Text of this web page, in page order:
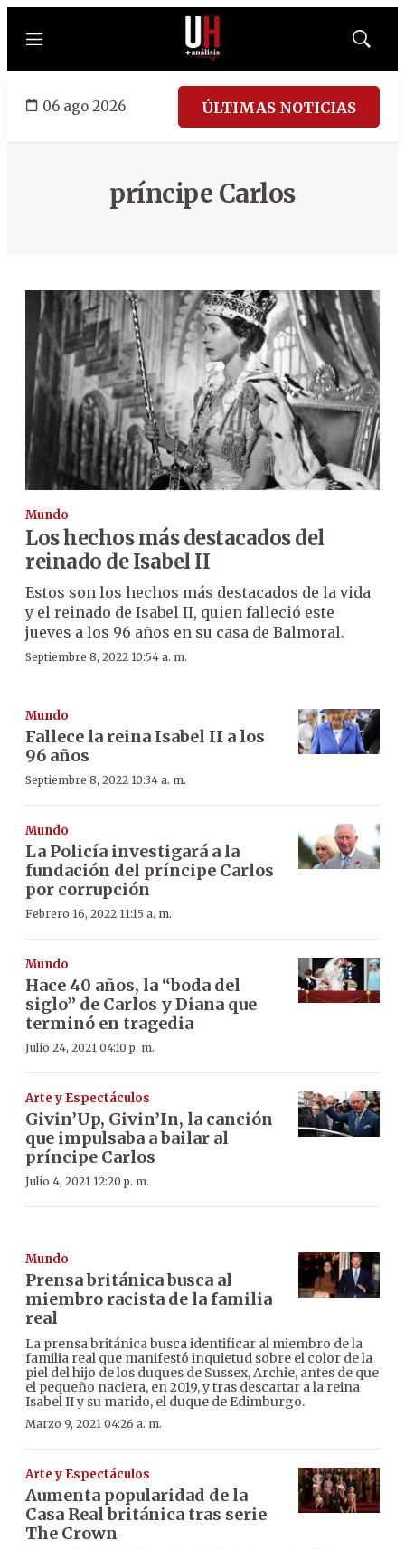
Menú
Mostrar
06 ago 2026 ÚLTIMAS NOTICIAS
príncipe Carlos
Mundo
Los hechos más destacados del
reinado de Isabel II
Estos son los hechos más destacados de la vida
y el reinado de Isabel II, quien falleció este
jueves a los 96 años en su casa de Balmoral.
Septiembre 8, 2022 10:54 a. m.
Mundo
Fallece la reina Isabel II a los
96 años
Septiembre 8, 2022 10:34 a. m.
Mundo
La Policía investigará a la
fundación del príncipe Carlos
por corrupción
Febrero 16, 2022 11:15 a. m.
Mundo
Hace 40 años, la “boda del
siglo” de Carlos y Diana que
terminó en tragedia
Julio 24, 2021 04:10 p. m.
Arte y Espectáculos
Givin’Up, Givin’In, la canción
que impulsaba a bailar al
príncipe Carlos
Julio 4, 2021 12:20 p. m.
Mundo
Prensa británica busca al
miembro racista de la familia
real
La prensa británica busca identificar al miembro de la
familia real que manifestó inquietud sobre el color de la
piel del hijo de los duques de Sussex, Archie, antes de que
el pequeño naciera, en 2019, y tras descartar a la reina
Isabel II y su marido, el duque de Edimburgo.
Marzo 9, 2021 04:26 a. m.
Arte y Espectáculos
Aumenta popularidad de la
Casa Real británica tras serie
The Crown